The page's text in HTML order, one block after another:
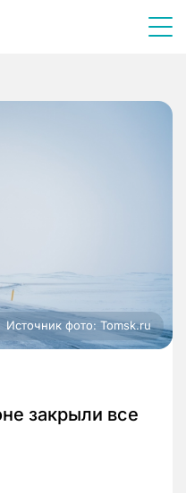
Источник фото: Tomsk.ru
закрыли все